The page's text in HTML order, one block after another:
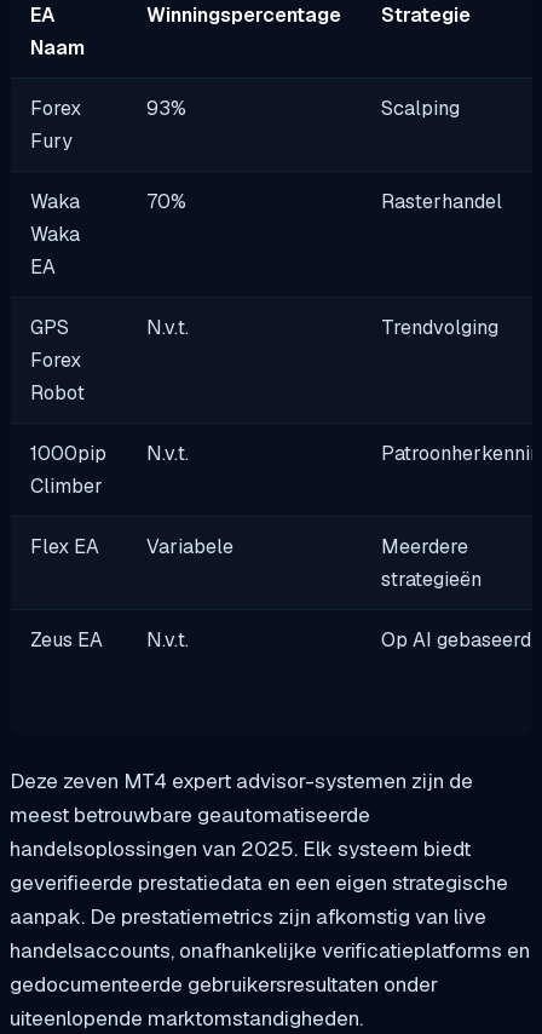
EA
Naam
Winningspercentage Strategie
Forex
Fury
93% Scalping
Waka
Waka
EA
70% Rasterhandel
GPS
Forex
Robot
N.v.t. Trendvolging
1000pip
Climber
N.v.t.
Flex EA Variabele
Meerdere
strategieën
Zeus EA N.v.t. Op AI gebaseerd
Deze zeven MT4 expert advisor-systemen zijn de
meest betrouwbare geautomatiseerde
handelsoplossingen van 2025. Elk systeem biedt
geverifieerde prestatiedata en een eigen strategische
aanpak. De prestatiemetrics zijn afkomstig van live
handelsaccounts, onafhankelijke verificatieplatforms en
gedocumenteerde gebruikersresultaten onder
uiteenlopende marktomstandigheden.